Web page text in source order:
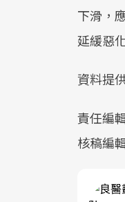
下滑，
延緩惡
資料提
責任編
核稿編